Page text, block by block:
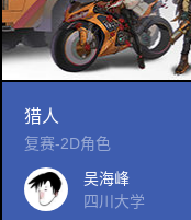
猎人
复赛-2D角色
吴海峰
四川大学